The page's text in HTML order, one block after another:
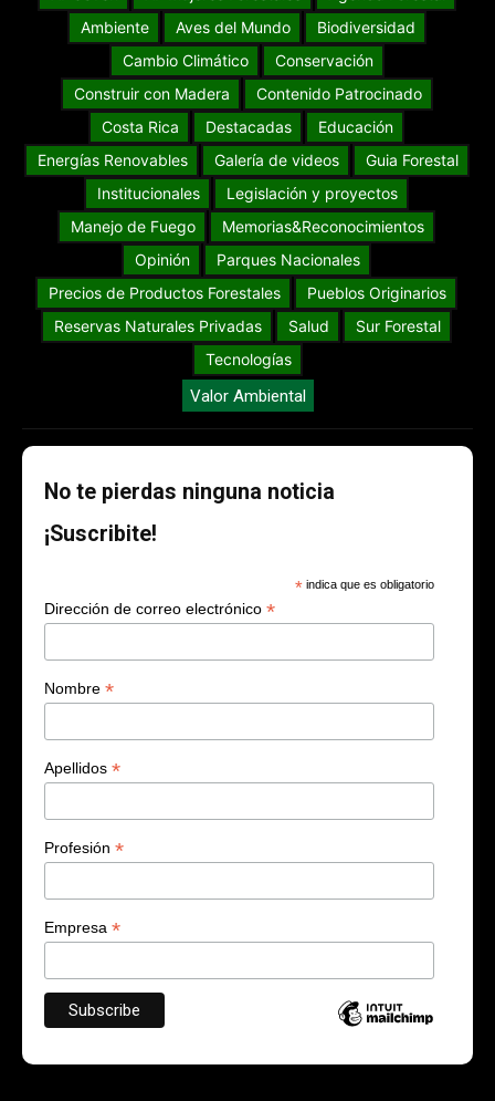
Ambiente
Aves del Mundo
Biodiversidad
Cambio Climático
Conservación
Construir con Madera
Contenido Patrocinado
Costa Rica
Destacadas
Educación
Energías Renovables
Galería de videos
Guia Forestal
Institucionales
Legislación y proyectos
Manejo de Fuego
Memorias&Reconocimientos
Opinión
Parques Nacionales
Precios de Productos Forestales
Pueblos Originarios
Reservas Naturales Privadas
Salud
Sur Forestal
Tecnologías
Valor Ambiental
No te pierdas ninguna noticia
¡Suscribite!
* indica que es obligatorio
Dirección de correo electrónico *
Nombre *
Apellidos *
Profesión *
Empresa *